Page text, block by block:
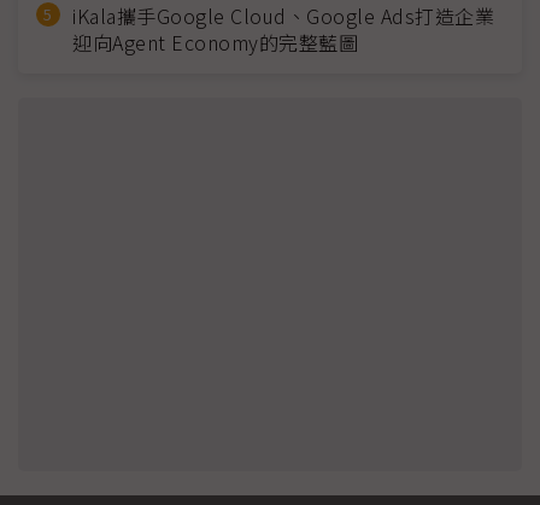
iKala攜手Google Cloud、Google Ads打造企業
迎向Agent Economy的完整藍圖